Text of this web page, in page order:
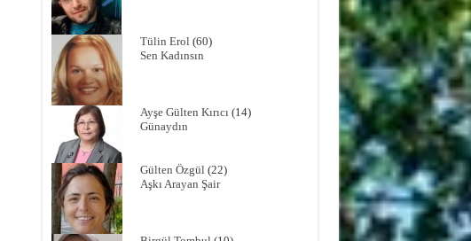
Tülin Erol(60)
Sen Kadınsın
Ayşe Gülten Kırıcı(14)
Günaydın
Gülten Özgül(22)
Aşkı Arayan Şair